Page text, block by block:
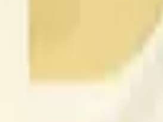
auf Polymarket, auf dem